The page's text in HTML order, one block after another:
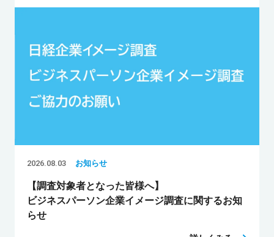
2026.08.03 お知らせ
【調査対象者となった皆様へ】
ビジネスパーソン企業イメージ調査に関するお知
らせ